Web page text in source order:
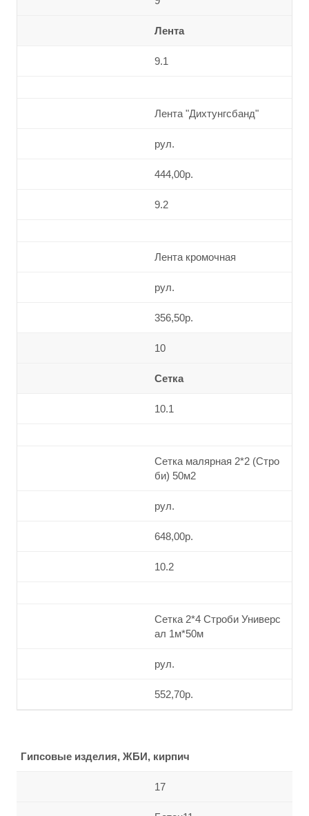
Лента
9.1
Лента "Дихтунгсбанд"
рул.
444,00р.
9.2
Лента кромочная
рул.
356,50р.
10
Сетка
10.1
Сетка малярная 2*2 (Стро
би) 50м2
рул.
648,00р.
10.2
Сетка 2*4 Строби Универс
ал 1м*50м
рул.
552,70р.
Гипсовые изделия, ЖБИ, кирпич
17